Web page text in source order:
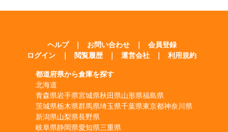
ヘルプ ｜ お問い合わせ ｜
会員登録
ログイン
｜ 閲覧履歴 ｜ 運営会社 ｜ 利用規約
都道府県から倉庫を探す
北海道
青森県岩手県宮城県秋田県山形県福島県
茨城県栃木県群馬県埼玉県千葉県東京都神奈川県
新潟県山梨県長野県
岐阜県静岡県愛知県三重県